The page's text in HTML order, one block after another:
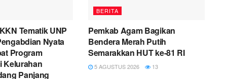
Tematik UNP
Nyata
Program
Kelurahan
Panjang
BERITA
Pemkab Agam Bagikan
Bendera Merah Putih
Semarakkan HUT ke-81 RI
5 AGUSTUS 2026 13